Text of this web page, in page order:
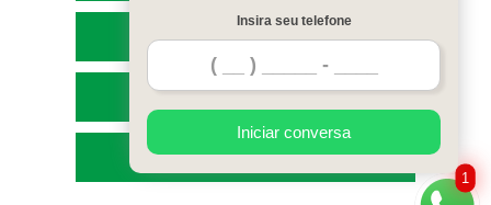
SERVIÇOS
MAPA DO SITE
1
Insira seu telefone
Iniciar conversa